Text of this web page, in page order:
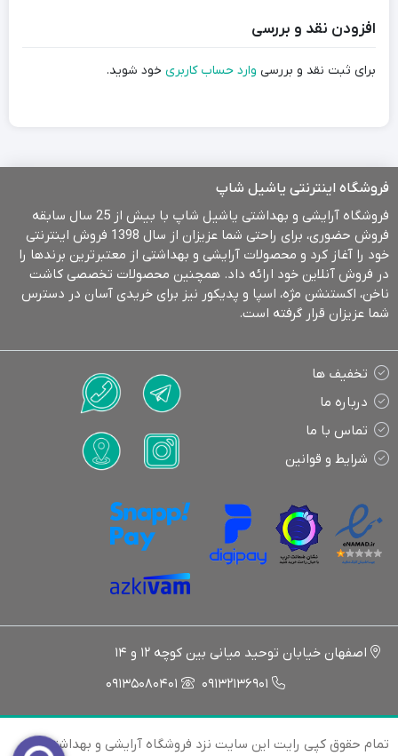
افزودن نقد و بررسی
برای ثبت نقد و بررسی وارد حساب کاربری خود شوید.
فروشگاه اینترنتی یاشیل شاپ
فروشگاه آرایشی و بهداشتی یاشیل شاپ با بیش از 25 سال سابقه
فروش حضوری، برای راحتی شما عزیزان از سال 1398 فروش اینترنتی
خود را آغاز کرد و محصولات آرایشی و بهداشتی از معتبرترین برندها را
در فروش آنلاین خود ارائه داد. همچنین محصولات تخصصی کاشت
ناخن، اکستنشن مژه، اسپا و پدیکور نیز برای خریدی آسان در دسترس
شما عزیزان قرار گرفته است.
تخفیف ها
درباره ما
تماس با ما
شرایط و قوانین
اصفهان خیابان توحید میانی بین کوچه 12 و 14
09132136901
09135080401
تمام حقوق کپی رایت این سایت نزد فروشگاه آرایشی و بهداشتی